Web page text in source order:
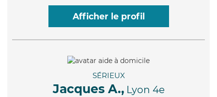
Afficher le profil
SÉRIEUX
Jacques A., Lyon 4e